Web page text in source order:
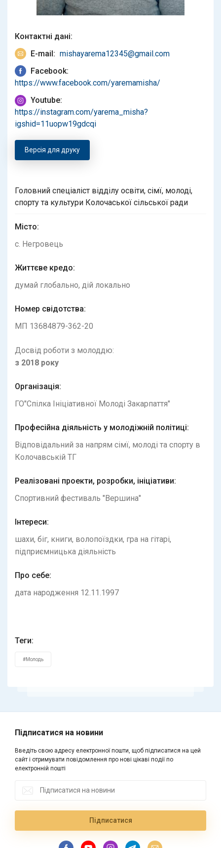
Контактнi данi:
E-mail: mishayarema12345@gmail.com
Facebook:
https://www.facebook.com/yaremamisha/
Youtube:
https://instagram.com/yarema_misha?
igshid=11uopw19gdcqi
Версія для друку
Головний спеціаліст відділу освіти, сімї, молоді,
спорту та культури Колочаської сільської ради
Місто:
с. Негровець
Життєве кредо:
думай глобально, дій локально
Номер свідотства:
МП 13684879-362-20
Досвід роботи з молоддю:
з 2018 року
Організація:
ГО"Спілка Ініціативної Молоді Закарпаття"
Професійна діяльність у молодіжній політиці:
Відповідальний за напрям сімї, молоді та спорту в
Колочавській ТГ
Реалiзованi проекти, розробки, iнiцiативи:
Спортивний фестиваль "Вершина"
Інтереси:
шахи, біг, книги, волопоїздки, гра на гітарі,
підприємницька діяльність
Про себе:
дата народження 12.11.1997
Теги:
#Молодь
Підписатися на новини
Введіть свою адресу електронної пошти, щоб підписатися на цей
сайт і отримувати повідомлення про нові цікаві події по
електронній пошті